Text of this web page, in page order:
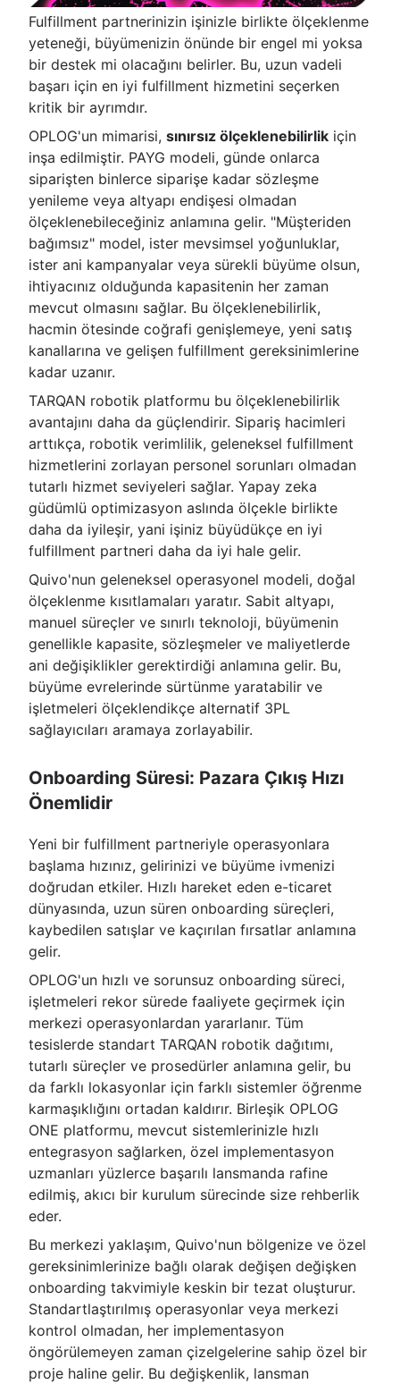
Fulfillment partnerinizin işinizle birlikte ölçeklenme
yeteneği, büyümenizin önünde bir engel mi yoksa
bir destek mi olacağını belirler. Bu, uzun vadeli
başarı için en iyi fulfillment hizmetini seçerken
kritik bir ayrımdır.
OPLOG'un mimarisi, sınırsız ölçeklenebilirlik için
inşa edilmiştir. PAYG modeli, günde onlarca
siparişten binlerce siparişe kadar sözleşme
yenileme veya altyapı endişesi olmadan
ölçeklenebileceğiniz anlamına gelir. "Müşteriden
bağımsız" model, ister mevsimsel yoğunluklar,
ister ani kampanyalar veya sürekli büyüme olsun,
ihtiyacınız olduğunda kapasitenin her zaman
mevcut olmasını sağlar. Bu ölçeklenebilirlik,
hacmin ötesinde coğrafi genişlemeye, yeni satış
kanallarına ve gelişen fulfillment gereksinimlerine
kadar uzanır.
TARQAN robotik platformu bu ölçeklenebilirlik
avantajını daha da güçlendirir. Sipariş hacimleri
arttıkça, robotik verimlilik, geleneksel fulfillment
hizmetlerini zorlayan personel sorunları olmadan
tutarlı hizmet seviyeleri sağlar. Yapay zeka
güdümlü optimizasyon aslında ölçekle birlikte
daha da iyileşir, yani işiniz büyüdükçe en iyi
fulfillment partneri daha da iyi hale gelir.
Quivo'nun geleneksel operasyonel modeli, doğal
ölçeklenme kısıtlamaları yaratır. Sabit altyapı,
manuel süreçler ve sınırlı teknoloji, büyümenin
genellikle kapasite, sözleşmeler ve maliyetlerde
ani değişiklikler gerektirdiği anlamına gelir. Bu,
büyüme evrelerinde sürtünme yaratabilir ve
işletmeleri ölçeklendikçe alternatif 3PL
sağlayıcıları aramaya zorlayabilir.
Onboarding Süresi: Pazara Çıkış Hızı
Önemlidir
Yeni bir fulfillment partneriyle operasyonlara
başlama hızınız, gelirinizi ve büyüme ivmenizi
doğrudan etkiler. Hızlı hareket eden e-ticaret
dünyasında, uzun süren onboarding süreçleri,
kaybedilen satışlar ve kaçırılan fırsatlar anlamına
gelir.
OPLOG'un hızlı ve sorunsuz onboarding süreci,
işletmeleri rekor sürede faaliyete geçirmek için
merkezi operasyonlardan yararlanır. Tüm
tesislerde standart TARQAN robotik dağıtımı,
tutarlı süreçler ve prosedürler anlamına gelir, bu
da farklı lokasyonlar için farklı sistemler öğrenme
karmaşıklığını ortadan kaldırır. Birleşik OPLOG
ONE platformu, mevcut sistemlerinizle hızlı
entegrasyon sağlarken, özel implementasyon
uzmanları yüzlerce başarılı lansmanda rafine
edilmiş, akıcı bir kurulum sürecinde size rehberlik
eder.
Bu merkezi yaklaşım, Quivo'nun bölgenize ve özel
gereksinimlerinize bağlı olarak değişen değişken
onboarding takvimiyle keskin bir tezat oluşturur.
Standartlaştırılmış operasyonlar veya merkezi
kontrol olmadan, her implementasyon
öngörülemeyen zaman çizelgelerine sahip özel bir
proje haline gelir. Bu değişkenlik, lansman